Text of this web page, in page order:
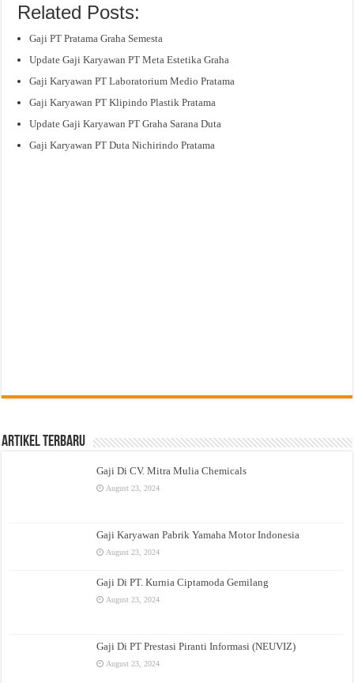
Related Posts:
Gaji PT Pratama Graha Semesta
Update Gaji Karyawan PT Meta Estetika Graha
Gaji Karyawan PT Laboratorium Medio Pratama
Gaji Karyawan PT Klipindo Plastik Pratama
Update Gaji Karyawan PT Graha Sarana Duta
Gaji Karyawan PT Duta Nichirindo Pratama
Artikel Terbaru
Gaji Di CV. Mitra Mulia Chemicals
August 23, 2024
Gaji Karyawan Pabrik Yamaha Motor Indonesia
August 23, 2024
Gaji Di PT. Kurnia Ciptamoda Gemilang
August 23, 2024
Gaji Di PT Prestasi Piranti Informasi (NEUVIZ)
August 23, 2024